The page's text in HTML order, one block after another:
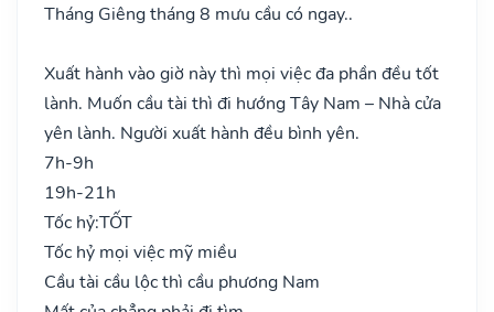
Tháng Giêng tháng 8 mưu cầu có ngay..
Xuất hành vào giờ này thì mọi việc đa phần đều tốt
lành. Muốn cầu tài thì đi hướng Tây Nam – Nhà cửa
yên lành. Người xuất hành đều bình yên.
7h-9h
19h-21h
Tốc hỷ:TỐT
Tốc hỷ mọi việc mỹ miều
Cầu tài cầu lộc thì cầu phương Nam